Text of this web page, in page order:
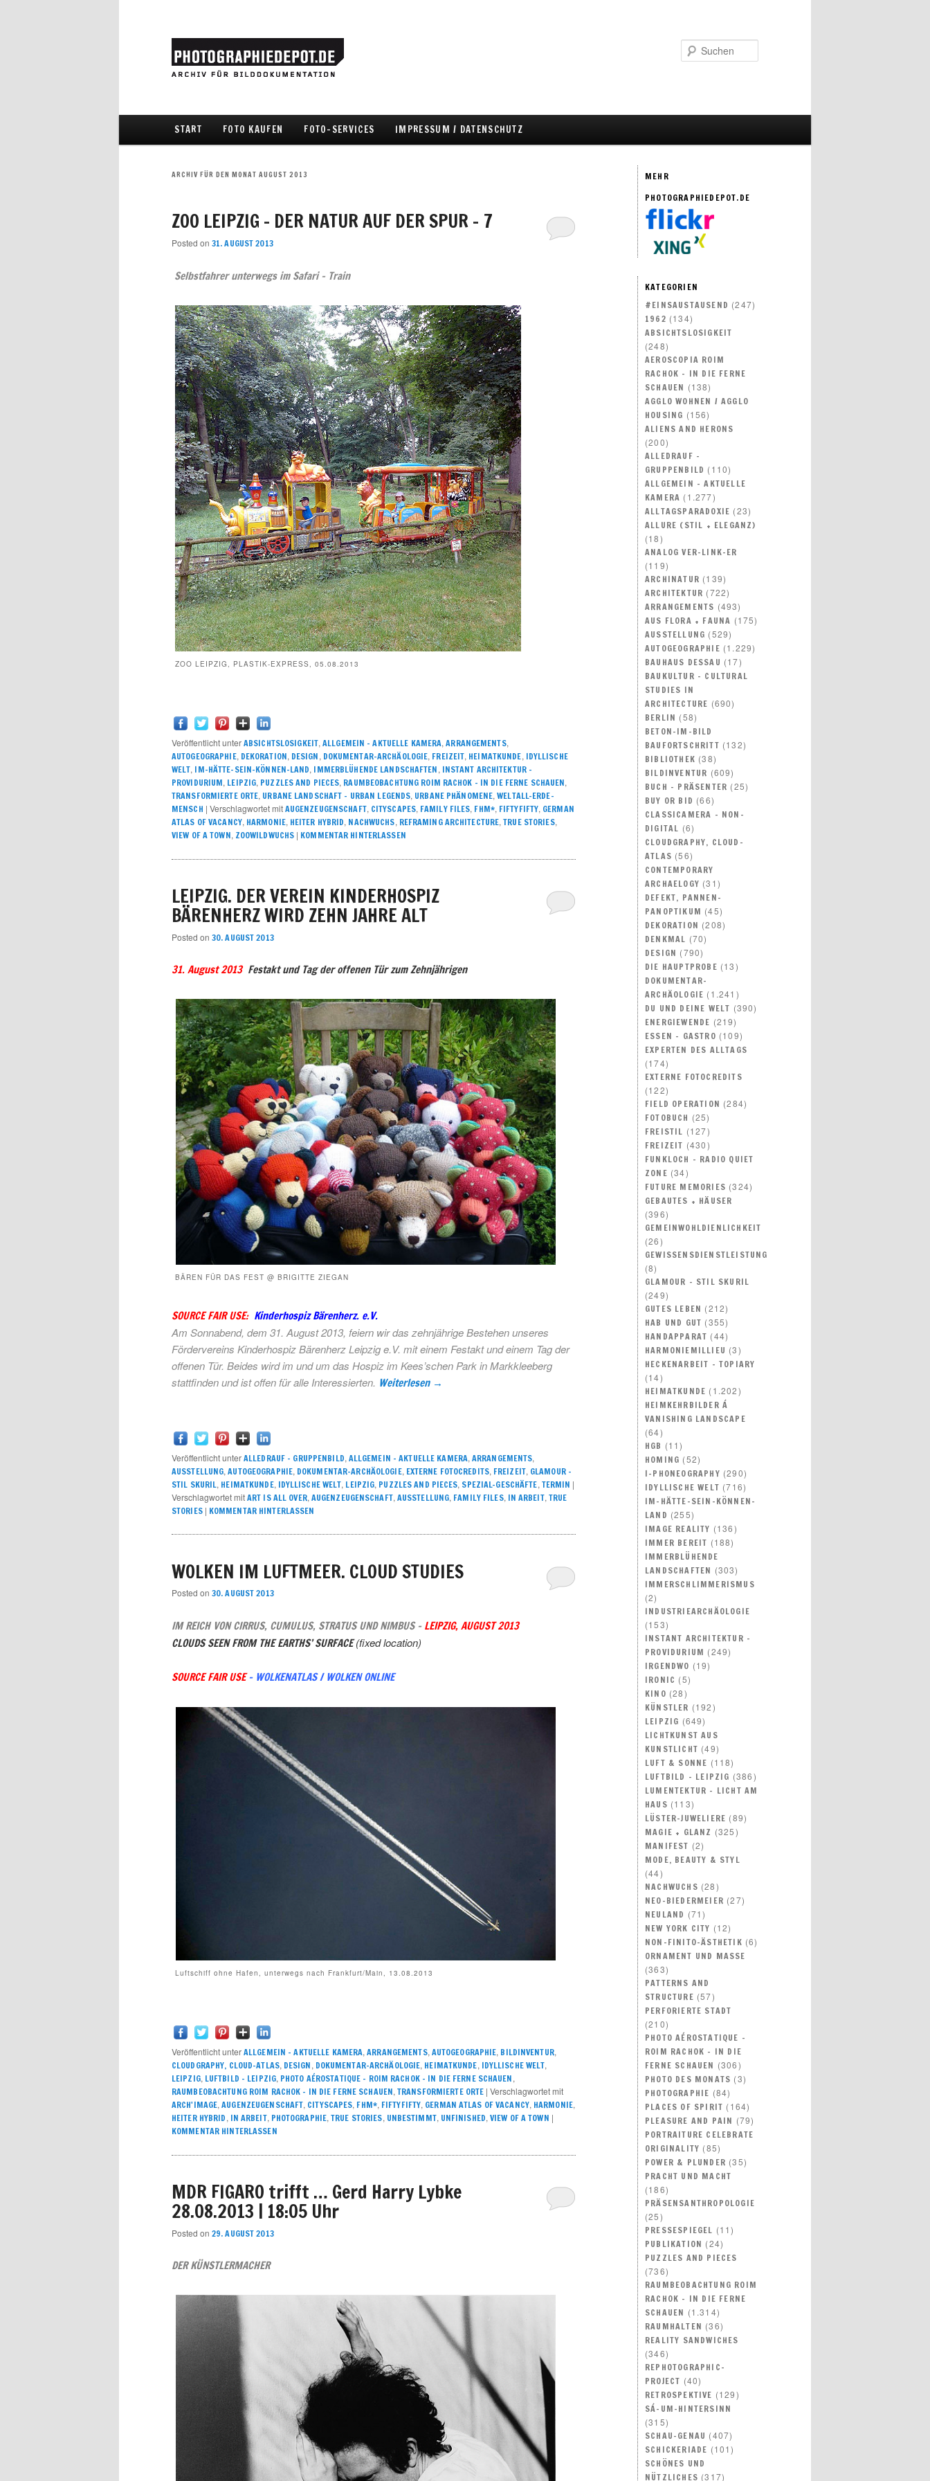
Zum Inhalt wechseln
Zum sekundären Inhalt wechseln
START FOTO KAUFEN FOTO-SERVICES IMPRESSUM / DATENSCHUTZ
ARCHIV FÜR DEN MONAT AUGUST 2013
ZOO LEIPZIG – DER NATUR AUF DER SPUR – 7
Posted on 31. AUGUST 2013
Selbstfahrer unterwegs im Safari – Train
ZOO LEIPZIG, PLASTIK-EXPRESS, 05.08.2013
Veröffentlicht unterABSICHTSLOSIGKEIT,ALLGEMEIN – AKTUELLE KAMERA,ARRANGEMENTS,
AUTOGEOGRAPHIE, DEKORATION, DESIGN, DOKUMENTAR-ARCHÄOLOGIE, FREIZEIT, HEIMATKUNDE, IDYLLISCHE
WELT, IM-HÄTTE-SEIN-KÖNNEN-LAND, IMMERBLÜHENDE LANDSCHAFTEN, INSTANT ARCHITEKTUR –
PROVIDURIUM, LEIPZIG, PUZZLES AND PIECES, RAUMBEOBACHTUNG ROIM RACHOK – IN DIE FERNE SCHAUEN,
TRANSFORMIERTE ORTE, URBANE LANDSCHAFT – URBAN LEGENDS, URBANE PHÄNOMENE,WELTALL-ERDE-
MENSCH | Verschlagwortet mitAUGENZEUGENSCHAFT, CITYSCAPES, FAMILY FILES, FHM*, FIFTYFIFTY, GERMAN
ATLAS OF VACANCY, HARMONIE, HEITER HYBRID, NACHWUCHS, REFRAMING ARCHITECTURE,TRUE STORIES,
VIEW OF A TOWN, ZOOWILDWUCHS | KOMMENTAR HINTERLASSEN
LEIPZIG. DER VEREIN KINDERHOSPIZ
BÄRENHERZ WIRD ZEHN JAHRE ALT
Posted on 30. AUGUST 2013
31. August 2013 Festakt und Tag der offenen Tür zum Zehnjährigen
BÄREN FÜR DAS FEST @ BRIGITTE ZIEGAN
SOURCE FAIR USE: Kinderhospiz Bärenherz. e.V.
Am Sonnabend, dem 31. August 2013, feiern wir das zehnjährige Bestehen unseres
Fördervereins Kinderhospiz Bärenherz Leipzig e.V. mit einem Festakt und einem Tag der
offenen Tür. Beides wird im und um das Hospiz im Kees’schen Park in Markkleeberg
stattfinden und ist offen für alle Interessierten. Weiterlesen →
Veröffentlicht unterALLEDRAUF - GRUPPENBILD, ALLGEMEIN – AKTUELLE KAMERA,ARRANGEMENTS,
AUSSTELLUNG,AUTOGEOGRAPHIE, DOKUMENTAR-ARCHÄOLOGIE, EXTERNE FOTOCREDITS, FREIZEIT, GLAMOUR –
STIL SKURIL, HEIMATKUNDE, IDYLLISCHE WELT, LEIPZIG, PUZZLES AND PIECES, SPEZIAL-GESCHÄFTE, TERMIN |
Verschlagwortet mitART IS ALL OVER, AUGENZEUGENSCHAFT, AUSSTELLUNG, FAMILY FILES, IN ARBEIT, TRUE
STORIES | KOMMENTAR HINTERLASSEN
WOLKEN IM LUFTMEER. CLOUD STUDIES
Posted on 30. AUGUST 2013
IM REICH VON CIRRUS, CUMULUS, STRATUS UND NIMBUS – LEIPZIG, AUGUST 2013
CLOUDS SEEN FROM THE EARTHS’ SURFACE(fixed location)
SOURCE FAIR USE – WOLKENATLAS / WOLKEN ONLINE
Luftschiff ohne Hafen, unterwegs nach Frankfurt/Main, 13.08.2013
Veröffentlicht unterALLGEMEIN – AKTUELLE KAMERA,ARRANGEMENTS, AUTOGEOGRAPHIE, BILDINVENTUR,
CLOUDGRAPHY, CLOUD-ATLAS, DESIGN, DOKUMENTAR-ARCHÄOLOGIE, HEIMATKUNDE, IDYLLISCHE WELT,
LEIPZIG, LUFTBILD - LEIPZIG, PHOTO AÉROSTATIQUE – ROIM RACHOK – IN DIE FERNE SCHAUEN,
RAUMBEOBACHTUNG ROIM RACHOK – IN DIE FERNE SCHAUEN, TRANSFORMIERTE ORTE |Verschlagwortet mit
ARCH'IMAGE,AUGENZEUGENSCHAFT, CITYSCAPES, FHM*, FIFTYFIFTY, GERMAN ATLAS OF VACANCY, HARMONIE,
HEITER HYBRID, IN ARBEIT, PHOTOGRAPHIE,TRUE STORIES, UNBESTIMMT, UNFINISHED, VIEW OF A TOWN |
KOMMENTAR HINTERLASSEN
MDR FIGARO trifft … Gerd Harry Lybke
28.08.2013 | 18:05 Uhr
Posted on 29. AUGUST 2013
DER KÜNSTLERMACHER
MEHR
PHOTOGRAPHIEDEPOT.DE
KATEGORIEN
#EINSAUSTAUSEND (247)
1962 (134)
ABSICHTSLOSIGKEIT
(248)
AEROSCOPIA ROIM
RACHOK – IN DIE FERNE
SCHAUEN (138)
AGGLO WOHNEN / AGGLO
HOUSING (156)
ALIENS AND HERONS
(200)
ALLEDRAUF –
GRUPPENBILD (110)
ALLGEMEIN – AKTUELLE
KAMERA (1.277)
ALLTAGSPARADOXIE (23)
ALLURE (STIL + ELEGANZ)
(18)
ANALOG VER-LINK-ER
(119)
ARCHINATUR (139)
ARCHITEKTUR (722)
ARRANGEMENTS (493)
AUS FLORA + FAUNA (175)
AUSSTELLUNG (529)
AUTOGEOGRAPHIE (1.229)
BAUHAUS DESSAU (17)
BAUKULTUR – CULTURAL
STUDIES IN
ARCHITECTURE (690)
BERLIN (58)
BETON-IM-BILD
BAUFORTSCHRITT (132)
BIBLIOTHEK (38)
BILDINVENTUR (609)
BUCH – PRÄSENTER (25)
BUY OR BID (66)
CLASSICAMERA – NON-
DIGITAL (6)
CLOUDGRAPHY, CLOUD-
ATLAS (56)
CONTEMPORARY
ARCHAELOGY (31)
DEFEKT, PANNEN-
PANOPTIKUM (45)
DEKORATION (208)
DENKMAL (70)
DESIGN (790)
DIE HAUPTPROBE (13)
DOKUMENTAR-
ARCHÄOLOGIE (1.241)
DU UND DEINE WELT (390)
ENERGIEWENDE (219)
ESSEN – GASTRO (109)
EXPERTEN DES ALLTAGS
(174)
EXTERNE FOTOCREDITS
(122)
FIELD OPERATION (284)
FOTOBUCH (25)
FREISTIL (127)
FREIZEIT (430)
FUNKLOCH – RADIO QUIET
ZONE (34)
FUTURE MEMORIES (324)
GEBAUTES + HÄUSER
(396)
GEMEINWOHLDIENLICHKEIT
(26)
GEWISSENSDIENSTLEISTUNG
(8)
GLAMOUR – STIL SKURIL
(249)
GUTES LEBEN (212)
HAB UND GUT (355)
HANDAPPARAT (44)
HARMONIEMILLIEU (3)
HECKENARBEIT – TOPIARY
(14)
HEIMATKUNDE (1.202)
HEIMKEHRBILDER Á
VANISHING LANDSCAPE
(64)
HGB (11)
HOMING (52)
I-PHONEOGRAPHY (290)
IDYLLISCHE WELT (716)
IM-HÄTTE-SEIN-KÖNNEN-
LAND (255)
IMAGE REALITY (136)
IMMER BEREIT (188)
IMMERBLÜHENDE
LANDSCHAFTEN (303)
IMMERSCHLIMMERISMUS
(2)
INDUSTRIEARCHÄOLOGIE
(153)
INSTANT ARCHITEKTUR –
PROVIDURIUM (249)
IRGENDWO (19)
IRONIC (5)
KINO (28)
KÜNSTLER (192)
LEIPZIG (649)
LICHTKUNST AUS
KUNSTLICHT (49)
LUFT & SONNE (118)
LUFTBILD – LEIPZIG (386)
LUMENTEKTUR – LICHT AM
HAUS (113)
LÜSTER-JUWELIERE (89)
MAGIE + GLANZ (325)
MANIFEST (2)
MODE, BEAUTY & STYL
(44)
NACHWUCHS (28)
NEO–BIEDERMEIER (27)
NEULAND (71)
NEW YORK CITY (12)
NON-FINITO-ÄSTHETIK (6)
ORNAMENT UND MASSE
(363)
PATTERNS AND
STRUCTURE (57)
PERFORIERTE STADT
(210)
PHOTO AÉROSTATIQUE –
ROIM RACHOK – IN DIE
FERNE SCHAUEN (306)
PHOTO DES MONATS (3)
PHOTOGRAPHIE (84)
PLACES OF SPIRIT (164)
PLEASURE AND PAIN (79)
PORTRAITURE CELEBRATE
ORIGINALITY (85)
POWER & PLUNDER (35)
PRACHT UND MACHT
(186)
PRÄSENSANTHROPOLOGIE
(25)
PRESSESPIEGEL (11)
PUBLIKATION (24)
PUZZLES AND PIECES
(736)
RAUMBEOBACHTUNG ROIM
RACHOK – IN DIE FERNE
SCHAUEN (1.314)
RAUMHALTEN (36)
REALITY SANDWICHES
(346)
REPHOTOGRAPHIC-
PROJECT (40)
RETROSPEKTIVE (129)
SÁ-UM-HINTERSINN
(315)
SCHAU-GENAU (407)
SCHICKERIADE (101)
SCHÖNES UND
NÜTZLICHES (317)